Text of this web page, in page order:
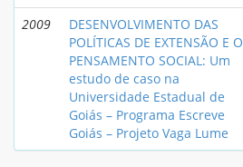
2009
DESENVOLVIMENTO DAS
POLÍTICAS DE EXTENSÃO E O
PENSAMENTO SOCIAL: Um
estudo de caso na
Universidade Estadual de
Goiás – Programa Escreve
Goiás – Projeto Vaga Lume